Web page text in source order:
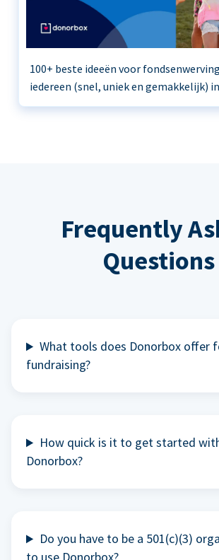
100+ beste ideeën voor
iedereen (snel, uniek en gemakkelijk)
Frequently
Questions
What tools does Donorbox offer
fundraising?
How quick is it to get started
Donorbox?
Do you have to be a 501(c)(3)